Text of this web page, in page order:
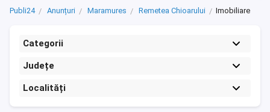
Publi24 Anunțuri Maramures Remetea Chioarului Imobiliare
Categorii
Județe
Localități